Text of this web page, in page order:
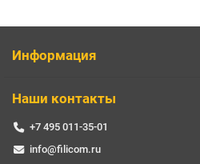
Информация
Наши контакты
+7 495 011-35-01
info@filicom.ru